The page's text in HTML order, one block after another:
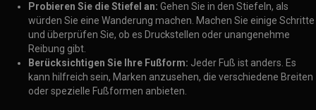
Probieren Sie die Stiefel an: Gehen Sie in den Stiefeln, als
würden Sie eine Wanderung machen. Machen Sie einige Schritte
und überprüfen Sie, ob es Druckstellen oder unangenehme
Reibung gibt.
Berücksichtigen Sie Ihre Fußform: Jeder Fuß ist anders. Es
kann hilfreich sein, Marken anzusehen, die verschiedene Breiten
oder spezielle Fußformen anbieten.